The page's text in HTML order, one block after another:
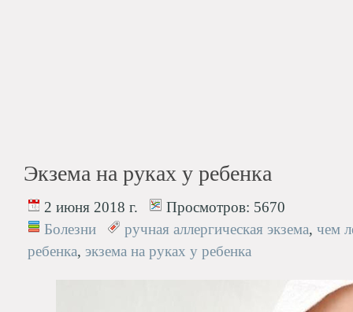
Экзема на руках у ребенка
2 июня 2018 г. Просмотров: 5670
Болезни
ручная аллергическая экзема, чем
ребенка, экзема на руках у ребенка